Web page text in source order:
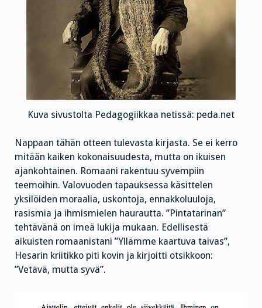
Kuva sivustolta Pedagogiikkaa netissä: peda.net
Nappaan tähän otteen tulevasta kirjasta. Se ei kerro
mitään kaiken kokonaisuudesta, mutta on ikuisen
ajankohtainen. Romaani rakentuu syvempiin
teemoihin. Valovuoden tapauksessa käsittelen
yksilöiden moraalia, uskontoja, ennakkoluuloja,
rasismia ja ihmismielen haurautta. ”Pintatarinan”
tehtävänä on imeä lukija mukaan. Edellisestä
aikuisten romaanistani ”Yllämme kaartuva taivas”,
Hesarin kriitikko piti kovin ja kirjoitti otsikkoon:
”Vetävä, mutta syvä”.